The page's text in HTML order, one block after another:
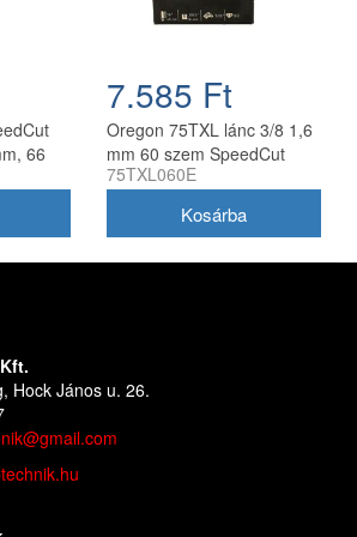
66
7.585 Ft
Oregon 75TXL lánc 3/8 1,6
mm 60 szem SpeedCut
Max
75TXL060E
Hock János u. 26.